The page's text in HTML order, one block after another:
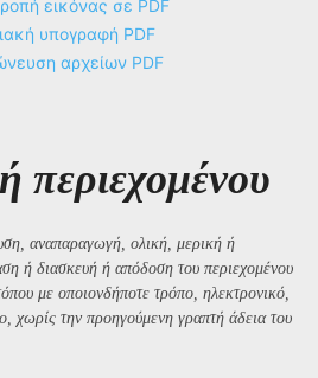
εικόνας σε PDF
υπογραφή PDF
αρχείων PDF
περιεχομένου
αναπαραγωγή, ολική, μερική ή
ή διασκευή ή απόδοση του περιεχομένου
με οποιονδήποτε τρόπο, ηλεκτρονικό,
χωρίς την προηγούμενη γραπτή άδεια του